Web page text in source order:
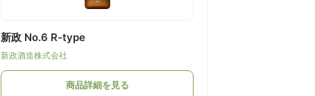
新政 No.6 R-type
新政酒造株式会社
商品詳細を見る